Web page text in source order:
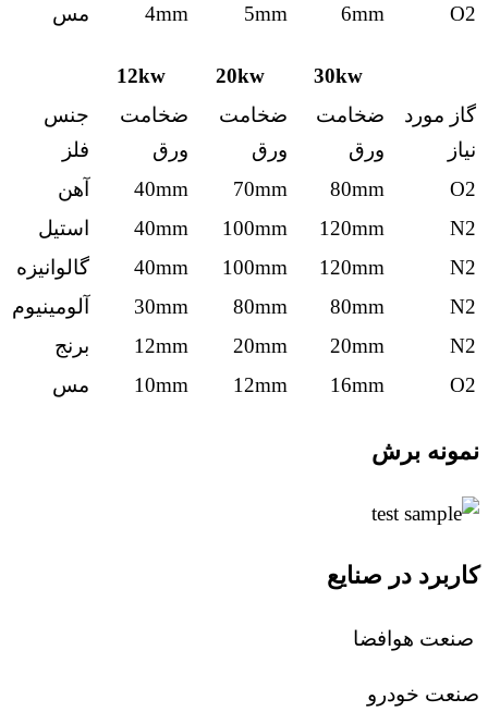
O2
6mm
5mm
4mm مس
30kw
20kw
12kw
گاز مورد
نیاز
ضخامت
ورق
ضخامت
ورق
ضخامت
ورق
جنس
فلز
O2
80mm
70mm
40mm
آهن
N2
120mm
100mm
40mm
استیل
N2
120mm
100mm
40mm
گالوانیزه
N2
80mm
80mm
30mm
آلومینیوم
N2
20mm
20mm
12mm
برنج
O2
16mm
12mm
10mm مس
نمونه برش
کاربرد در صنایع
صنعت هوافضا
صنعت خودرو